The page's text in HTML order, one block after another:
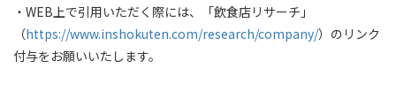
・WEB上で引用いただく際には、「飲食店リサーチ」
（https://www.inshokuten.com/research/company/）のリンク
付与をお願いいたします。